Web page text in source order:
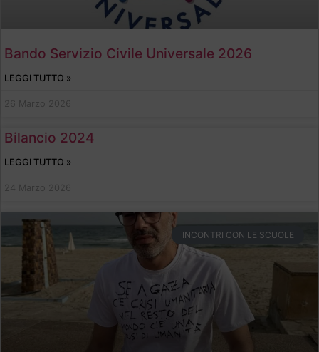
Bando Servizio Civile Universale 2026
LEGGI TUTTO »
26 Marzo 2026
Bilancio 2024
LEGGI TUTTO »
24 Marzo 2026
INCONTRI CON LE SCUOLE